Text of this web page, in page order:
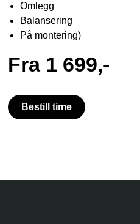
Omlegg
Balansering
På montering)
Fra 1 699,-
Bestill time